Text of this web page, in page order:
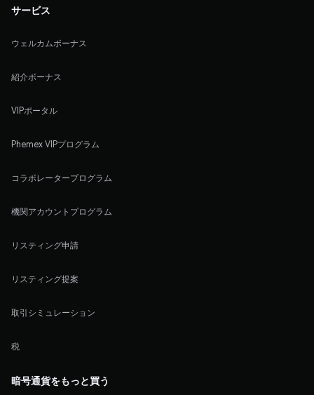
サービス
ウェルカムボーナス
紹介ボーナス
VIPポータル
Phemex VIPプログラム
コラボレータープログラム
機関アカウントプログラム
リスティング申請
リスティング提案
取引シミュレーション
税
暗号通貨をもっと買う